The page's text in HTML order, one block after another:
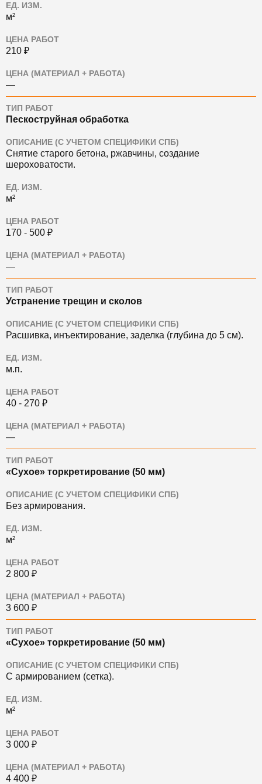
ЕД. ИЗМ.
м²
ЦЕНА РАБОТ
210 ₽
ЦЕНА (МАТЕРИАЛ + РАБОТА)
—
ТИП РАБОТ
Пескоструйная обработка
ОПИСАНИЕ (С УЧЕТОМ СПЕЦИФИКИ СПБ)
Снятие старого бетона, ржавчины, создание
шероховатости.
ЕД. ИЗМ.
м²
ЦЕНА РАБОТ
170 - 500 ₽
ЦЕНА (МАТЕРИАЛ + РАБОТА)
—
ТИП РАБОТ
Устранение трещин и сколов
ОПИСАНИЕ (С УЧЕТОМ СПЕЦИФИКИ СПБ)
Расшивка, инъектирование, заделка (глубина до 5 см).
ЕД. ИЗМ.
м.п.
ЦЕНА РАБОТ
40 - 270 ₽
ЦЕНА (МАТЕРИАЛ + РАБОТА)
—
ТИП РАБОТ
«Сухое» торкретирование (50 мм)
ОПИСАНИЕ (С УЧЕТОМ СПЕЦИФИКИ СПБ)
Без армирования.
ЕД. ИЗМ.
м²
ЦЕНА РАБОТ
2 800 ₽
ЦЕНА (МАТЕРИАЛ + РАБОТА)
3 600 ₽
ТИП РАБОТ
«Сухое» торкретирование (50 мм)
ОПИСАНИЕ (С УЧЕТОМ СПЕЦИФИКИ СПБ)
С армированием (сетка).
ЕД. ИЗМ.
м²
ЦЕНА РАБОТ
3 000 ₽
ЦЕНА (МАТЕРИАЛ + РАБОТА)
4 400 ₽